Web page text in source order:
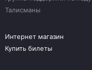
Талисманы
Интернет магазин
Купить билеты